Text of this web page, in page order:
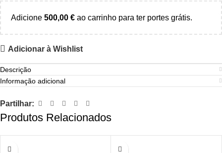
Adicione 500,00 € ao carrinho para ter portes grátis.
Adicionar à Wishlist
Descrição
Informação adicional
Partilhar:
Produtos Relacionados